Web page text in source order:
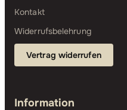
Kontakt
Widerrufsbelehrung
Vertrag widerrufen
Information